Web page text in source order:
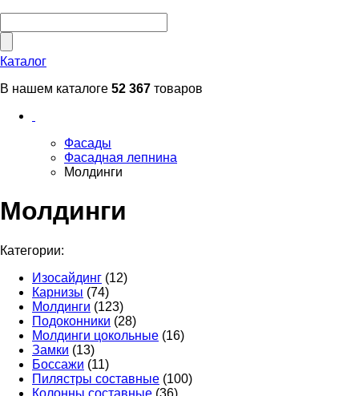
Каталог
В нашем каталоге 52 367 товаров
Фасады
Фасадная лепнина
Молдинги
Молдинги
Категории:
Изосайдинг (12)
Карнизы (74)
Молдинги (123)
Подоконники (28)
Молдинги цокольные (16)
Замки (13)
Боссажи (11)
Пилястры составные (100)
Колонны составные (36)